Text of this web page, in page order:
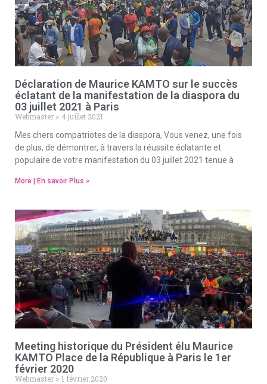
Déclaration de Maurice KAMTO sur le succès
éclatant de la manifestation de la diaspora du
03 juillet 2021 à Paris
Webmaster
4 juillet 2021
Mes chers compatriotes de la diaspora, Vous venez, une fois
de plus, de démontrer, à travers la réussite éclatante et
populaire de votre manifestation du 03 juillet 2021 tenue à
More | En savoir Plus »
Meeting historique du Président élu Maurice
KAMTO Place de la République à Paris le 1er
février 2020
Webmaster
1 février 2020